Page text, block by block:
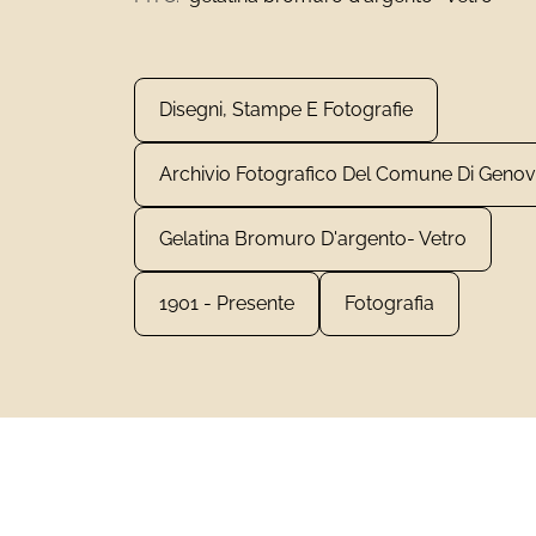
Disegni, Stampe E Fotografie
Archivio Fotografico Del Comune Di
Gelatina Bromuro D'argento- Vetro
1901 - Presente Fotografia